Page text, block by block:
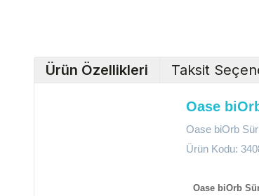
Ürün Özellikleri Taksit
Oase
Oase biOrb
Ürün Kodu:
Oase biOrb